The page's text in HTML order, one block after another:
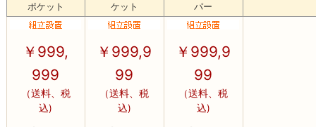
ポケット
ケット
パー
￥ 999,
999
（送料、税
込)
￥ 999,9
99
（送料、税
込)
￥ 999,9
99
（送料、税
込)